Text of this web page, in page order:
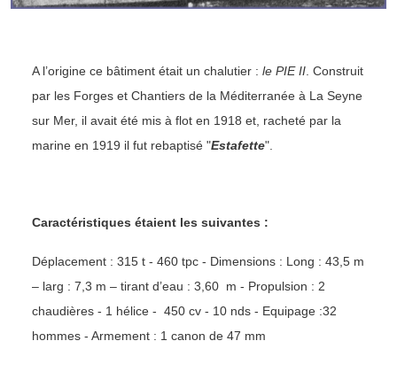
A l’origine ce bâtiment était un chalutier : le PIE II . Construit
par les Forges et Chantiers de la Méditerranée à La Seyne
sur Mer, il avait été mis à flot en 1918 et, racheté par la
marine en 1919 il fut rebaptisé "Estafette".
Caractéristiques étaient les suivantes :
Déplacement : 315 t - 460 tpc - Dimensions : Long : 43,5 m
– larg : 7,3 m – tirant d’eau : 3,60 m - Propulsion : 2
chaudières - 1 hélice - 450 cv - 10 nds - Equipage :32
hommes - Armement : 1 canon de 47 mm